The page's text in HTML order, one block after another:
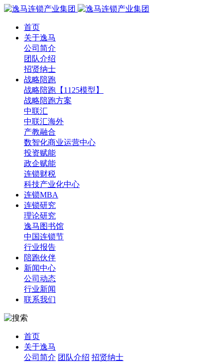
首页
关于逸马
公司简介
团队介绍
招贤纳士
战略陪跑
战略陪跑【1125模型】
战略陪跑方案
中联汇
中联汇海外
产教融合
数智化商业运营中心
投资赋能
政企赋能
连锁财税
科技产业化中心
连锁MBA
连锁研究
理论研究
逸马图书馆
中国连锁节
行业报告
陪跑伙伴
新闻中心
公司动态
行业新闻
联系我们
首页
关于逸马
公司简介 团队介绍 招贤纳士